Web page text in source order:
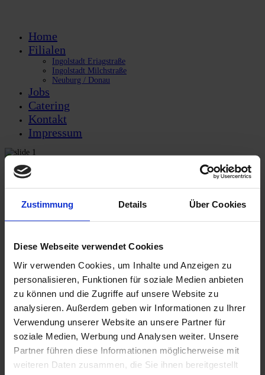
Zustimmung Details Über Cookies
Diese Webseite verwendet Cookies
Wir verwenden Cookies, um Inhalte und Anzeigen zu
personalisieren, Funktionen für soziale Medien anbieten
zu können und die Zugriffe auf unsere Website zu
analysieren. Außerdem geben wir Informationen zu Ihrer
Verwendung unserer Website an unsere Partner für
soziale Medien, Werbung und Analysen weiter. Unsere
Partner führen diese Informationen möglicherweise mit
weiteren Daten zusammen, die Sie ihnen bereitgestellt
Home
Filialen
Ingolstadt Eriagstraße
Ingolstadt Milchstraße
Neuburg / Donau
Jobs
Catering
Kontakt
Impressum
Previous Next